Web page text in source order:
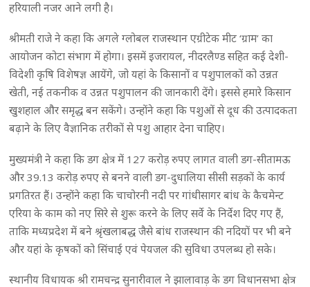
हरियाली नजर आने लगी है।
श्रीमती राजे ने कहा कि अगले ग्लोबल राजस्थान एग्रीटेक मीट ‘ग्राम’ का
आयोजन कोटा संभाग में होगा। इसमें इजरायल, नीदरलैण्ड सहित कई देशी-
विदेशी कृषि विशेषज्ञ आयेंगे, जो यहां के किसानों व पशुपालकों को उन्नत
खेती, नई तकनीक व उन्नत पशुपालन की जानकारी देंगे। इससे हमारे किसान
खुशहाल और समृद्ध बन सकेंगे। उन्होंने कहा कि पशुओं से दूध की उत्पादकता
बढ़ाने के लिए वैज्ञानिक तरीकों से पशु आहार देना चाहिए।
मुख्यमंत्री ने कहा कि डग क्षेत्र में 127 करोड़ रुपए लागत वाली डग-सीतामऊ
और 39.13 करोड़ रुपए से बनने वाली डग-दुधालिया सीसी सड़कों के कार्य
प्रगतिरत हैं। उन्होंने कहा कि चाचोरनी नदी पर गांधीसागर बांध के कैचमेन्ट
एरिया के काम को नए सिरे से शुरू करने के लिए सर्वे के निर्देश दिए गए हैं,
ताकि मध्यप्रदेश में बने श्रृंखलाबद्ध जैसे बांध राजस्थान की नदियों पर भी बने
और यहां के कृषकों को सिंचाई एवं पेयजल की सुविधा उपलब्ध हो सके।
स्थानीय विधायक श्री रामचन्द्र सुनारीवाल ने झालावाड़ के डग विधानसभा क्षेत्र